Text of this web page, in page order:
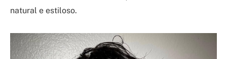
natural e estiloso.